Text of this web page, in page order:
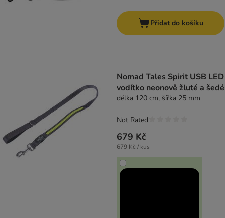
Přidat do košíku
Nomad Tales Spirit USB LED
vodítko neonově žluté a šedé
délka 120 cm, šířka 25 mm
679 Kč
679 Kč / kus
Not Rated